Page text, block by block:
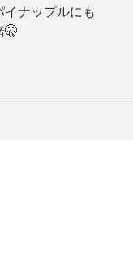
ナップルにも
🤫